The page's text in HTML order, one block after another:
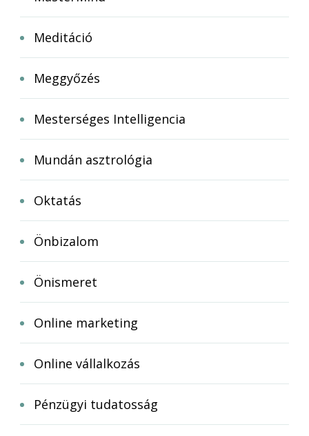
Meditáció
Meggyőzés
Mesterséges Intelligencia
Mundán asztrológia
Oktatás
Önbizalom
Önismeret
Online marketing
Online vállalkozás
Pénzügyi tudatosság